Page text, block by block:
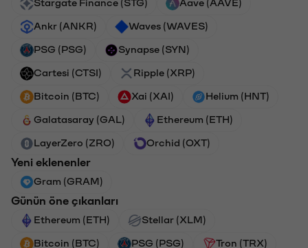
Ankr (ANKR) Waves (WAVES)
PSG (PSG) Synapse (SYN)
Cartesi (CTSI) Ripple (XRP)
Bitcoin (BTC) Xai (XAI) Helium (HNT)
Galatasaray (GAL) Ethereum (ETH)
LayerZero (ZRO) Orchid (OXT)
Yeni eklenenler
Gram (GRAM)
Günün öne çıkanları
Ethereum (ETH) Stellar (XLM)
Bitcoin (BTC) PSG (PSG) Tron (TRX)